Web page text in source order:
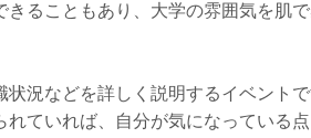
ることもあり、大学の雰囲気を肌
況などを詳しく説明するイベント
ていれば、自分が気になっている